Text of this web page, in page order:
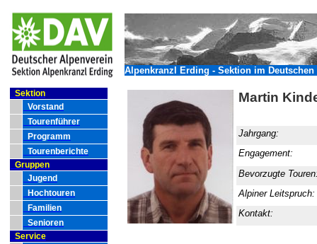
Alpenkranzl Erding - Sektion im Deutschen
Sektion
Vorstand
Tourenführer
Programm
Tourenberichte
Gruppen
Jugend
Hochtouren
Familien
Senioren
Service
Martin
Jahrgang:
Engagement:
Bevorzugte
Alpiner Leitspruch:
Kontakt: